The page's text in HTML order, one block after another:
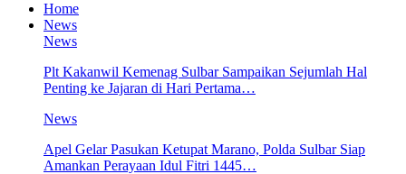
Home
News
News
Plt Kakanwil Kemenag Sulbar Sampaikan Sejumlah Hal
Penting ke Jajaran di Hari Pertama…
News
Apel Gelar Pasukan Ketupat Marano, Polda Sulbar Siap
Amankan Perayaan Idul Fitri 1445…